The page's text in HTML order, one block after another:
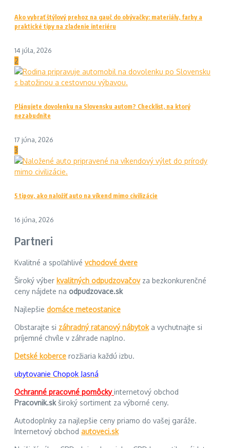
Ako vybrať štýlový prehoz na gauč do obývačky: materiály, farby a
praktické tipy na zladenie interiéru
14 júla, 2026
2
Plánujete dovolenku na Slovensku autom? Checklist, na ktorý
nezabudnite
17 júna, 2026
3
5 tipov, ako naložiť auto na víkend mimo civilizácie
16 júna, 2026
Partneri
Kvalitné a spoľahlivé vchodové dvere
Široký výber kvalitných odpudzovačovza bezkonkurenčné
ceny nájdete na odpudzovace.sk
Najlepšie domáce meteostanice
Obstarajte si záhradný ratanový nábytoka vychutnajte si
príjemné chvíle v záhrade naplno.
Detské koberce rozžiaria každú izbu.
ubytovanie Chopok Jasná
Ochranné pracovné pomôckyinternetový obchod
Pracovnik.skširoký sortiment za výborné ceny.
Autodoplnky za najlepšie ceny priamo do vašej garáže.
Internetový obchod autoveci.sk